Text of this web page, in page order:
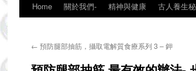
Skip
content
Home 關於我們- 精神與健康 古人養生
← 預防腿部抽筋，攝取電解質食療系列 3 – 鉀